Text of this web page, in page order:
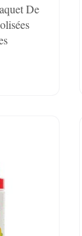
De